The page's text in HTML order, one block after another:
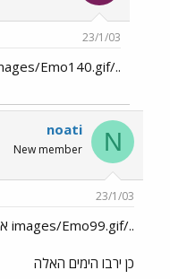
23/1/03
../images/Emo140.gif
N
noati
New member
23/1/03
../images/Emo99.gif אחחחח איזה יופי ../images/Emo140.gif
כן ירבו הימים האלה